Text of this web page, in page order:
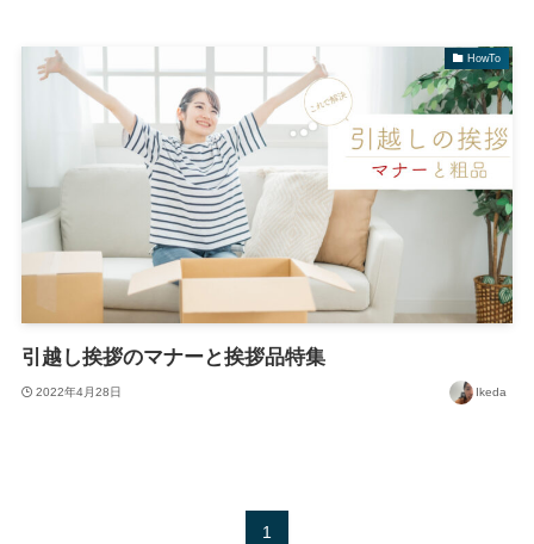
HowTo
引越し挨拶のマナーと挨拶品特集
2022年4月28日 Ikeda
1